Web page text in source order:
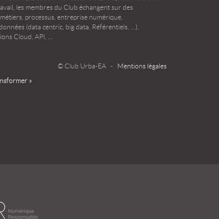
les membres du Club échangent sur des
processus, entreprise numérique,
(data centric, big data, Référentiels, …),
Cloud, API, …
© Club Urba-EA - Mentions légales
»